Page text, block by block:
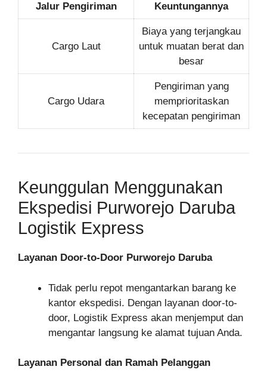
Jalur Pengiriman Keuntungannya
Cargo Laut
Biaya yang terjangkau
untuk muatan berat dan
besar
Cargo Udara
Pengiriman yang
memprioritaskan
kecepatan pengiriman
Keunggulan Menggunakan
Ekspedisi Purworejo Daruba
Logistik Express
Layanan Door-to-Door Purworejo Daruba
Tidak perlu repot mengantarkan barang ke
kantor ekspedisi. Dengan layanan door-to-
door, Logistik Express akan menjemput dan
mengantar langsung ke alamat tujuan Anda.
Layanan Personal dan Ramah Pelanggan